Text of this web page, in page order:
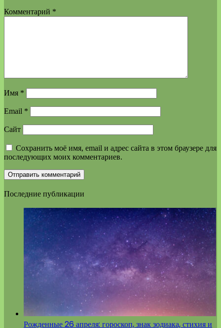
Комментарий *
Имя *
Email *
Сайт
Сохранить моё имя, email и адрес сайта в этом браузере для
последующих моих комментариев.
Последние публикации
Рожденные 26 апреля: гороскоп, знак зодиака, стихия и